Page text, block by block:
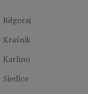
Biłgoraj
Kraśnik
Karlino
Siedlce